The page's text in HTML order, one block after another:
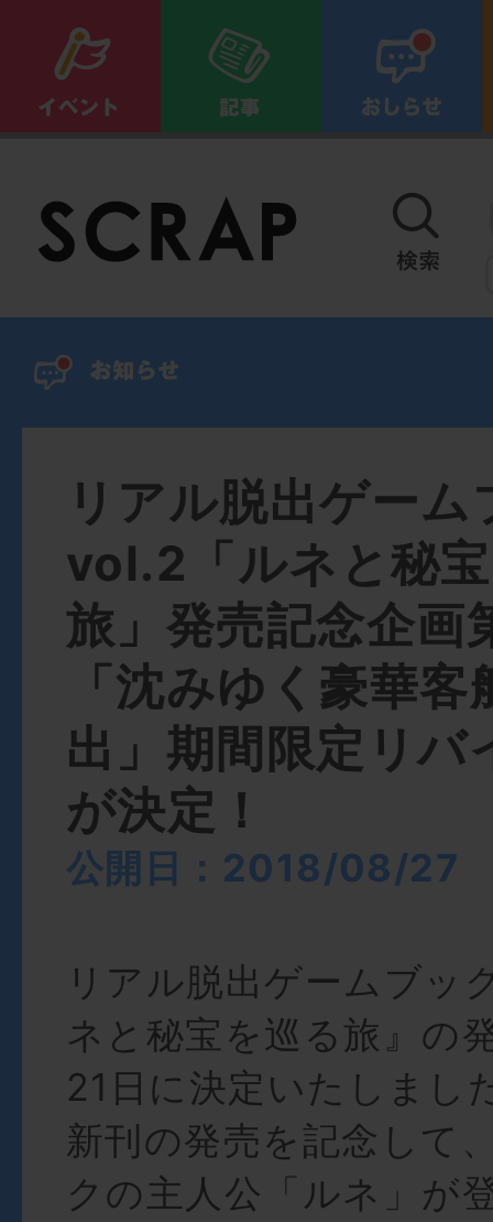
リアル脱出ゲーム
vol.2「ルネと秘
旅」発売記念企画
「沈みゆく豪華
出」期間限定リバ
が決定！
公開日：2018/08/27
リアル脱出ゲームブッ
ネと秘宝を巡る旅』の
21日に決定いたしまし
新刊の発売を記念して
クの主人公「ルネ」が